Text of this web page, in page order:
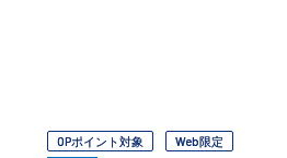
OPポイント対象
Web限定